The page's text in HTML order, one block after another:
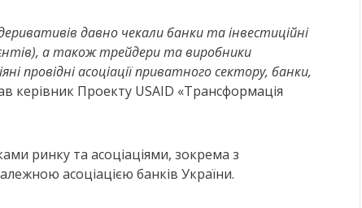
давно чекали банки та інвестиційні
а також трейдери та виробники
провідні асоціації приватного сектору, банки,
керівник Проекту USAID «Трансформація
ринку та асоціаціями, зокрема з
асоціацією банків України.